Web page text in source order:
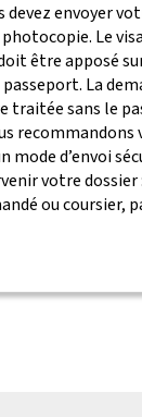
devez envoyer
Le
être apposé
La
traitée sans le
recommandons
mode d’envoi
votre
ou coursier,